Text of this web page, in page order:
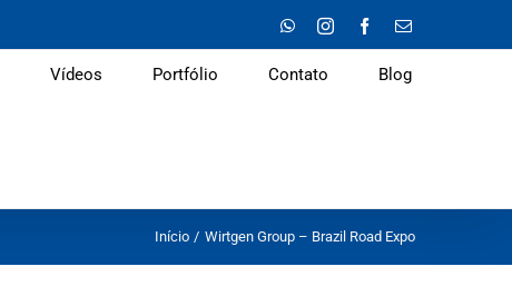
WhatsAppInstagramFacebook
E-
Vídeos Portfólio Contato Blog
Início Wirtgen Group – Brazil Road Expo